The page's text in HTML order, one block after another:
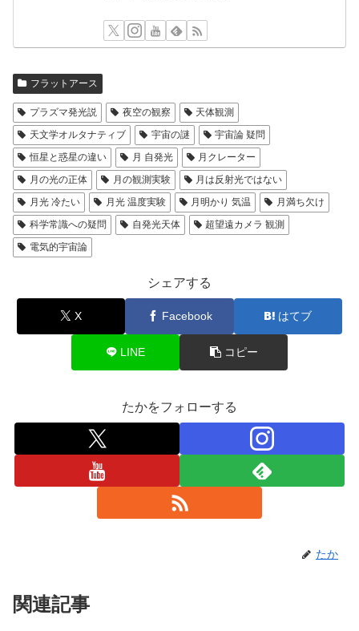
フラットアース
プラズマ発光説 夜空の観察
天体観測
天文学オルタナティブ
宇宙の謎
宇宙論 疑問
恒星と惑星の違い
月 自発光
月クレーター
月の光の正体
月の観測実験
月は反射光ではない
月光 冷たい
月光 温度実験 月明かり 気温
月満ち欠け
科学常識への疑問
自発光天体
超望遠カメラ 観測
電気的宇宙論
シェアする
X Facebook はてブ
LINE コピー
たかをフォローする
たか
関連記事